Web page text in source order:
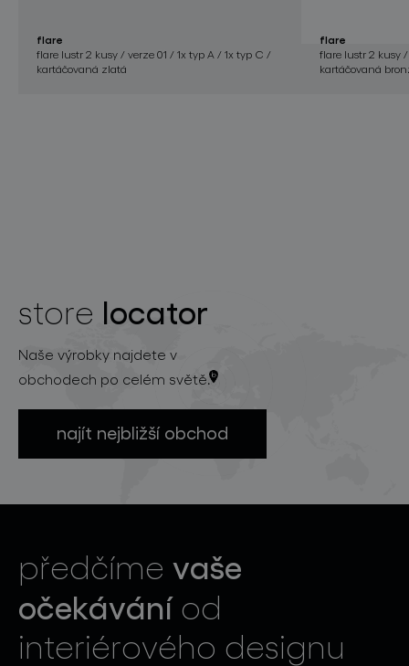
flare
flare lustr 2 kusy / verze 01 / 1x typ A / 1x typ C /
kartáčovaná zlatá
flare
flare lustr 2 kusy
kartáčovaná
store locator
Naše výrobky najdete v
obchodech po celém světě.
najít nejbližší obchod
předčíme vaše
očekáváníod
interiérového designu